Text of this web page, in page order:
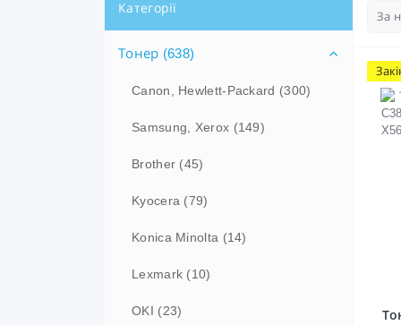
Категорії
Тонер (638)
Canon, Hewlett-Packard (300)
Samsung, Xerox (149)
Brother (45)
Kyocera (79)
Konica Minolta (14)
Lexmark (10)
OKI (23)